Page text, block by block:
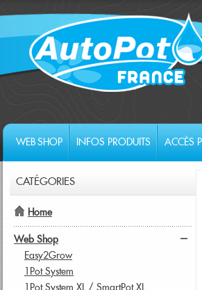
WEB SHOP INFOS PRODUITS ACCÈS
CATÉGORIES
Home
Web Shop
Easy2Grow
1Pot System